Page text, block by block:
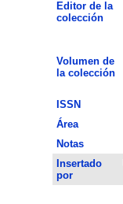
Editor de la
colección
Volumen de
la colección
ISSN
Área
Notas
Insertado
por